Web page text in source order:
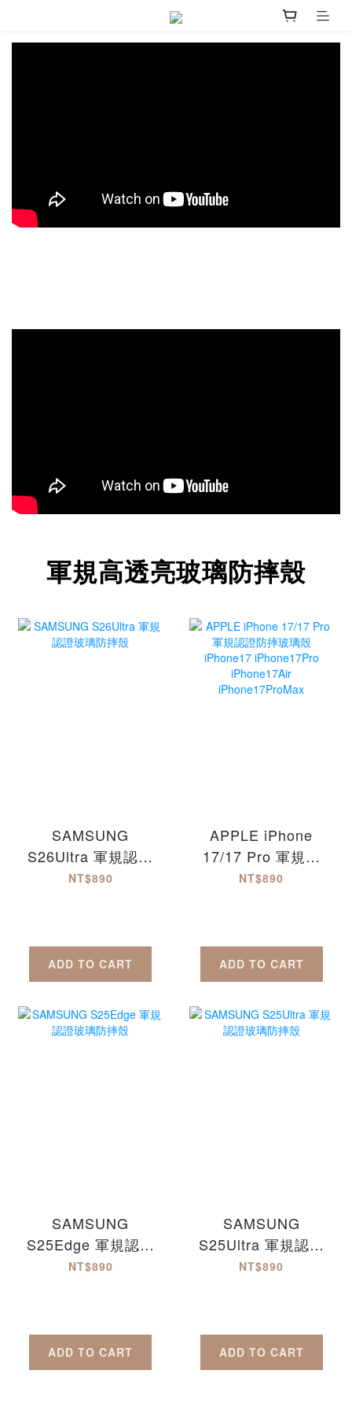
軍規高透亮玻璃防摔殼
SAMSUNG
S26Ultra 軍規認證
玻璃防摔殼
NT$890
ADD TO CART
APPLE iPhone
17/17 Pro 軍規認
證防摔玻璃殼
iPhone17ProMax
NT$890
ADD TO CART
SAMSUNG
S25Edge 軍規認證
玻璃防摔殼
NT$890
ADD TO CART
SAMSUNG
S25Ultra 軍規認證
玻璃防摔殼
NT$890
ADD TO CART